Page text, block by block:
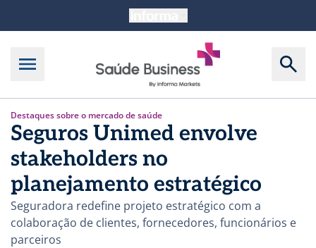
Destaques sobre o mercado de saúde
Seguros Unimed envolve
stakeholders no
planejamento estratégico
Seguradora redefine projeto estratégico com a
colaboração de clientes, fornecedores, funcionários e
parceiros